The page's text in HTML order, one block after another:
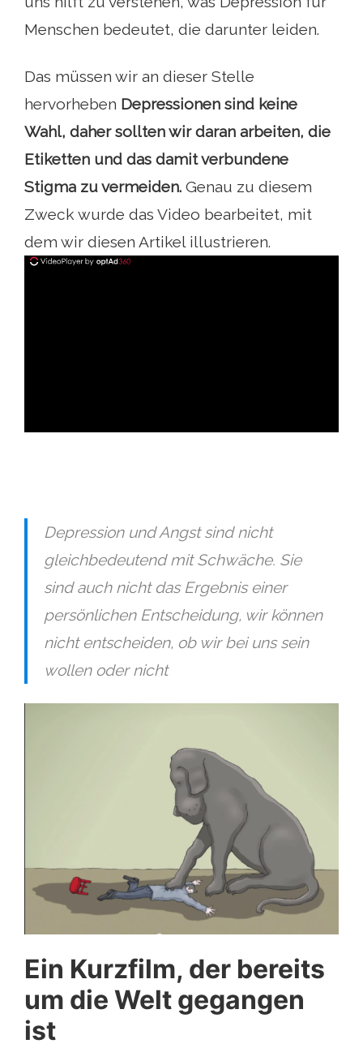
Menschen bedeutet, die darunter leiden.
Das müssen wir an dieser Stelle
hervorheben Depressionen sind keine
Wahl, daher sollten wir daran arbeiten, die
Etiketten und das damit verbundene
Stigma zu vermeiden. Genau zu diesem
Zweck wurde das Video bearbeitet, mit
dem wir diesen Artikel illustrieren.
Depression und Angst sind nicht
gleichbedeutend mit Schwäche. Sie
sind auch nicht das Ergebnis einer
persönlichen Entscheidung, wir können
nicht entscheiden, ob wir bei uns sein
wollen oder nicht
Ein Kurzfilm, der bereits
um die Welt gegangen
ist